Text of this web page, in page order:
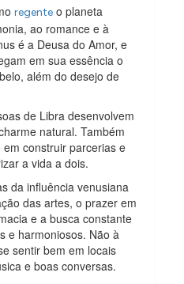
regente o planeta
ao romance e à
é a Deusa do Amor, e
em sua essência o
além do desejo de
de Libra desenvolvem
natural. Também
construir parcerias e
a vida a dois.
da influência venusiana
das artes, o prazer em
e a busca constante
e harmoniosos. Não à
sentir bem em locais
e boas conversas.